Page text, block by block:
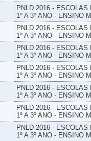
PNLD 2016 -
1º A 3º ANO - ENSINO
PNLD 2016 -
1º A 3º ANO - ENSINO
PNLD 2016 -
1º A 3º ANO - ENSINO
PNLD 2016 -
1º A 3º ANO - ENSINO
PNLD 2016 -
1º A 3º ANO - ENSINO
PNLD 2016 -
1º A 3º ANO - ENSINO
PNLD 2016 -
1º A 3º ANO - ENSINO